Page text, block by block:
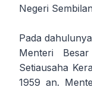
Negeri
Pada
Menteri
Setiausaha
1959 an.